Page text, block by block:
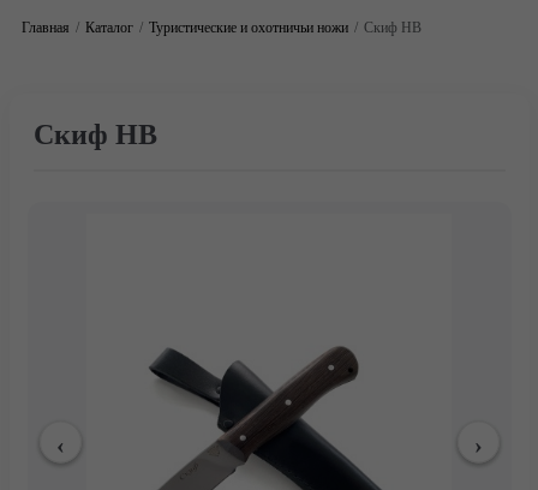
Главная Каталог Туристические и охотничьи ножи Скиф НВ
Скиф НВ